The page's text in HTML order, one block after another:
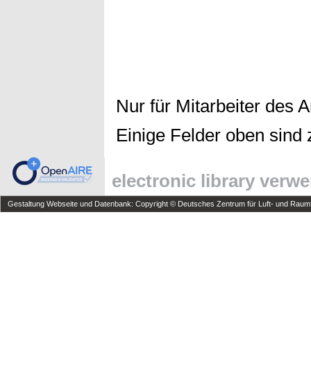
Nur für Mitarbeiter des
Einige Felder oben
electronic library
Gestaltung Webseite und Datenbank: Copyright © Deutsches Zentrum für Luft- und